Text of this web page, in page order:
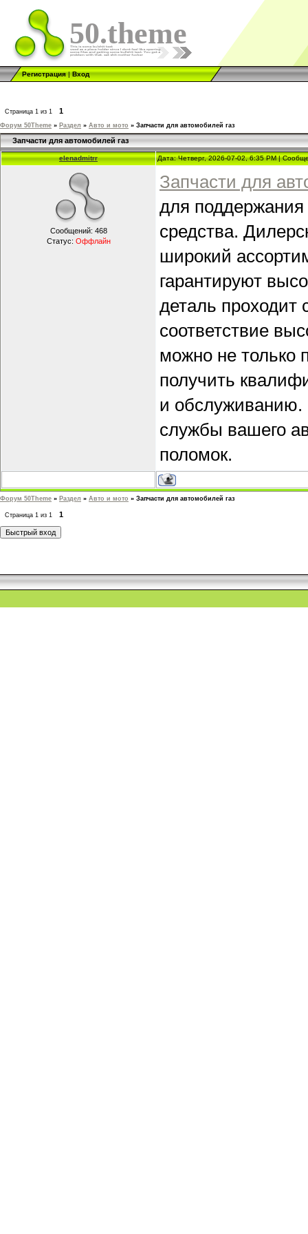
50.theme
Регистрация|Вход
Страница 1 из 1 1
Форум 50Theme » Раздел » Авто и мото » Запчасти для автомобилей газ
Запчасти для автомобилей газ
elenadmitrr Дата: Четверг, 2026-07-02, 6:35 PM |
Сообщений: 468
Статус: Оффлайн
Запчасти для
для поддержания
средства.
широкий
гарантируют
деталь проходит
соответствие
можно не только
получить
и обслуживанию.
службы вашего
поломок.
Форум 50Theme » Раздел » Авто и мото » Запчасти для автомобилей газ
Страница 1 из 1 1